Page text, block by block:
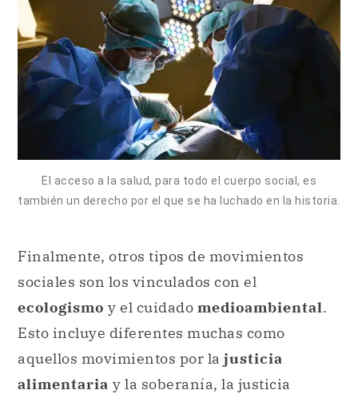
El acceso a la salud, para todo el cuerpo social, es
también un derecho por el que se ha luchado en la historia.
Finalmente, otros tipos de movimientos
sociales son los vinculados con el
ecologismo y el cuidado medioambiental.
Esto incluye diferentes muchas como
aquellos movimientos por la justicia
alimentaria y la soberanía, la justicia